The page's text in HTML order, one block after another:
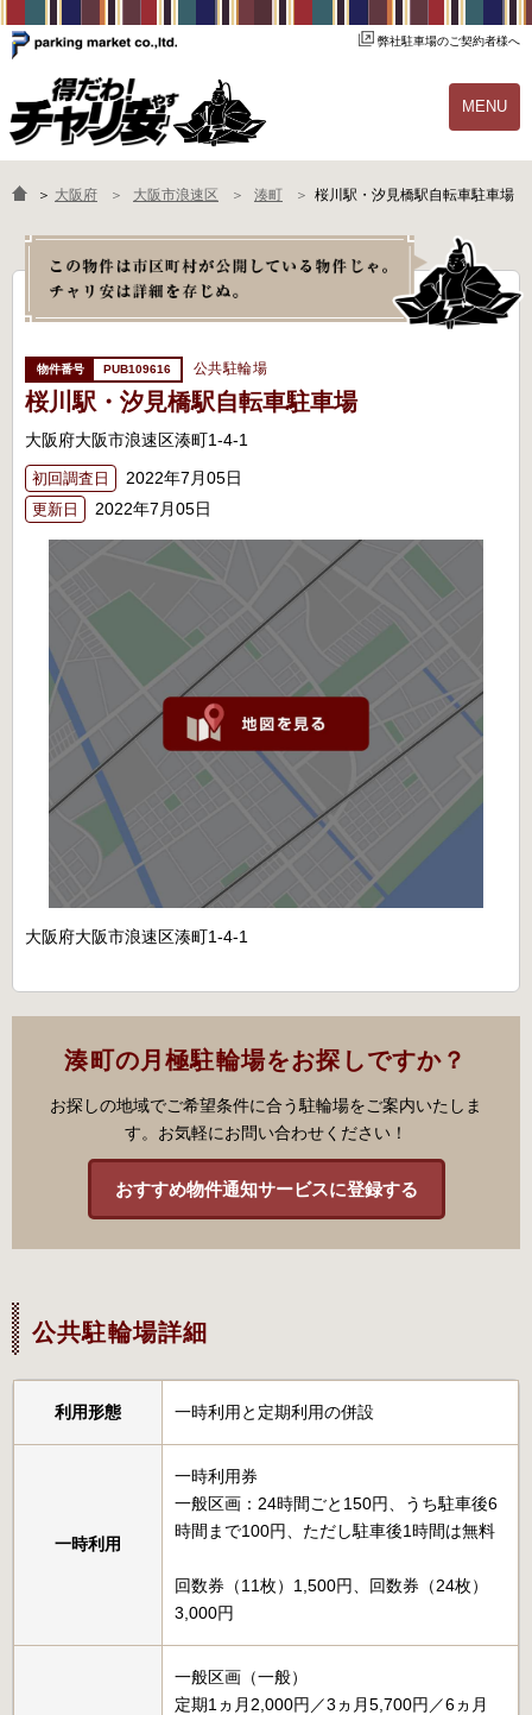
弊社駐車場のご契約者様へ
MENU
物件一覧 ご契約の流れ
よくあるご質問 駐輪場オーナー様へ
＞ 大阪府 大阪市浪速区 湊町 桜川駅・汐見橋駅自転車駐車場
PUB109616 公共駐輪場
桜川駅・汐見橋駅自転車駐車場
大阪府大阪市浪速区湊町1-4-1
初回調査日 2022年7月05日
更新日 2022年7月05日
大阪府大阪市浪速区湊町1-4-1
湊町の月極駐輪場をお探しですか？
お探しの地域でご希望条件に合う駐輪場をご案内いたしま
す。お気軽にお問い合わせください！
おすすめ物件通知サービスに登録する
公共駐輪場詳細
利用形態 一時利用と定期利用の併設
一時利用
一時利用券
一般区画：24時間ごと150円、うち駐車後6
時間まで100円、ただし駐車後1時間は無料
回数券（11枚）1,500円、回数券（24枚）
3,000円
一般区画（一般）
定期1ヵ月2,000円／3ヵ月5,700円／6ヵ月